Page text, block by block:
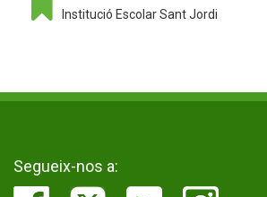
Institució Escolar Sant Jordi
Segueix-nos a: